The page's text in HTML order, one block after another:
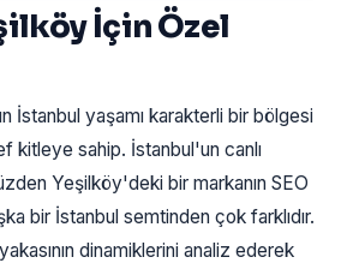
İçin Özel
İstanbul yaşamı karakterli bir bölgesi
kitleye sahip. İstanbul'un canlı
Yeşilköy'deki bir markanın SEO
bir İstanbul semtinden çok farklıdır.
dinamiklerini analiz ederek